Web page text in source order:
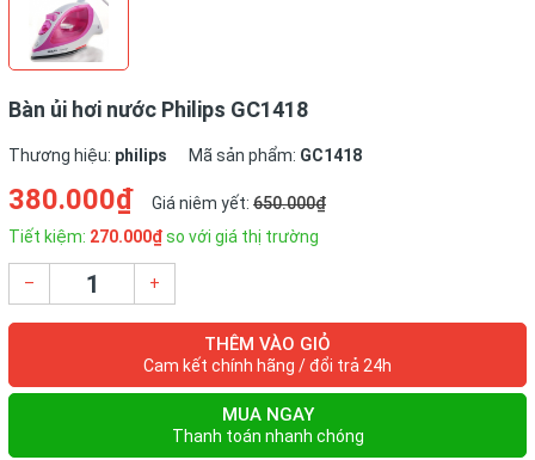
Bàn ủi hơi nước Philips GC1418
Thương hiệu: philips Mã sản phẩm: GC1418
380.000₫ Giá niêm yết: 650.000₫
Tiết kiệm: 270.000₫so với giá thị trường
– +
THÊM VÀO GIỎ
Cam kết chính hãng / đổi trả 24h
MUA NGAY
Thanh toán nhanh chóng